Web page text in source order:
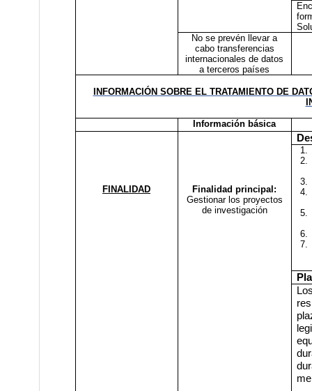
No se prevén llevar a
cabo transferencias
internacionales de datos
a terceros países
INFORMACIÓN SOBRE EL TRATAMIENTO DE
Información básica
FINALIDAD
Finalidad principal:
Gestionar los proyectos
de investigación
1.
2.
3.
4.
5.
6.
7.